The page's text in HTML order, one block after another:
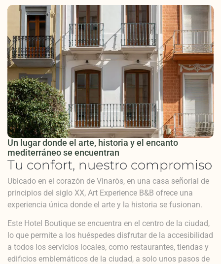
Un lugar donde el arte, historia y el encanto
mediterráneo se encuentran
Tu confort, nuestro compromiso
Ubicado en el corazón de Vinaròs, en una casa señorial de
principios del siglo XX, Art Experience B&B ofrece una
experiencia única donde el arte y la historia se fusionan.
Este Hotel Boutique se encuentra en el centro de la ciudad,
lo que permite a los huéspedes disfrutar de la accesibilidad
a todos los servicios locales, como restaurantes, tiendas y
edificios emblemáticos de la ciudad, a solo unos pasos de